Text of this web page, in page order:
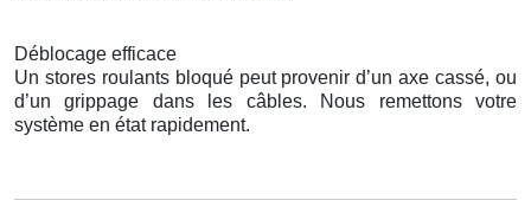
Déblocage efficace
Un stores roulants bloqué peut provenir d’un axe cassé, ou
d’un grippage dans les câbles. Nous remettons votre
système en état rapidement.